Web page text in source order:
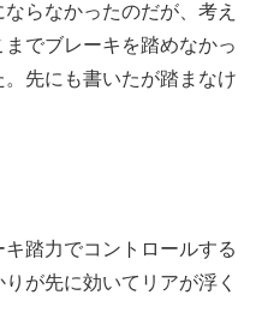
らなかったのだが、考え
でブレーキを踏めなかっ
先にも書いたが踏まなけ
キ踏力でコントロールする
が先に効いてリアが浮く